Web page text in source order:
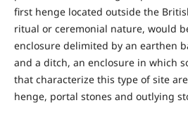
first henge located outside the
ritual or ceremonial nature, would
enclosure delimited by an earthen
and a ditch, an enclosure in which
that characterize this type of site
henge, portal stones and outlying